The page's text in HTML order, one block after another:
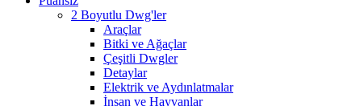
2 Boyutlu Dwg'ler
Araçlar
Bitki ve Ağaçlar
Çeşitli Dwgler
Detaylar
Elektrik ve Aydınlatmalar
İnsan ve Hayvanlar